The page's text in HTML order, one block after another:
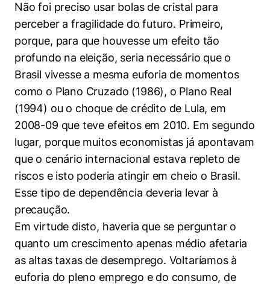
Não foi preciso usar bolas de cristal para
perceber a fragilidade do futuro. Primeiro,
porque, para que houvesse um efeito tão
profundo na eleição, seria necessário que o
Brasil vivesse a mesma euforia de momentos
como o Plano Cruzado (1986), o Plano Real
(1994) ou o choque de crédito de Lula, em
2008-09 que teve efeitos em 2010. Em segundo
lugar, porque muitos economistas já apontavam
que o cenário internacional estava repleto de
riscos e isto poderia atingir em cheio o Brasil.
Esse tipo de dependência deveria levar à
precaução.
Em virtude disto, haveria que se perguntar o
quanto um crescimento apenas médio afetaria
as altas taxas de desemprego. Voltaríamos à
euforia do pleno emprego e do consumo, de